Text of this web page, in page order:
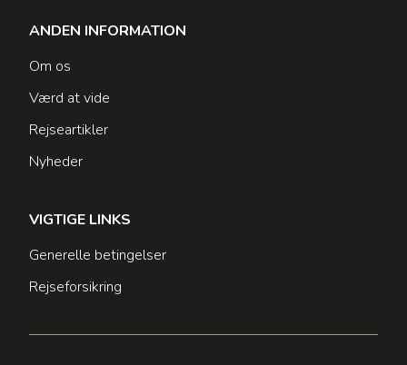
ANDEN INFORMATION
Om os
Værd at vide
Rejseartikler
Nyheder
VIGTIGE LINKS
Generelle betingelser
Rejseforsikring